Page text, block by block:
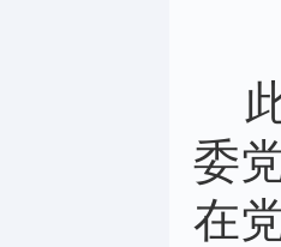
委
在